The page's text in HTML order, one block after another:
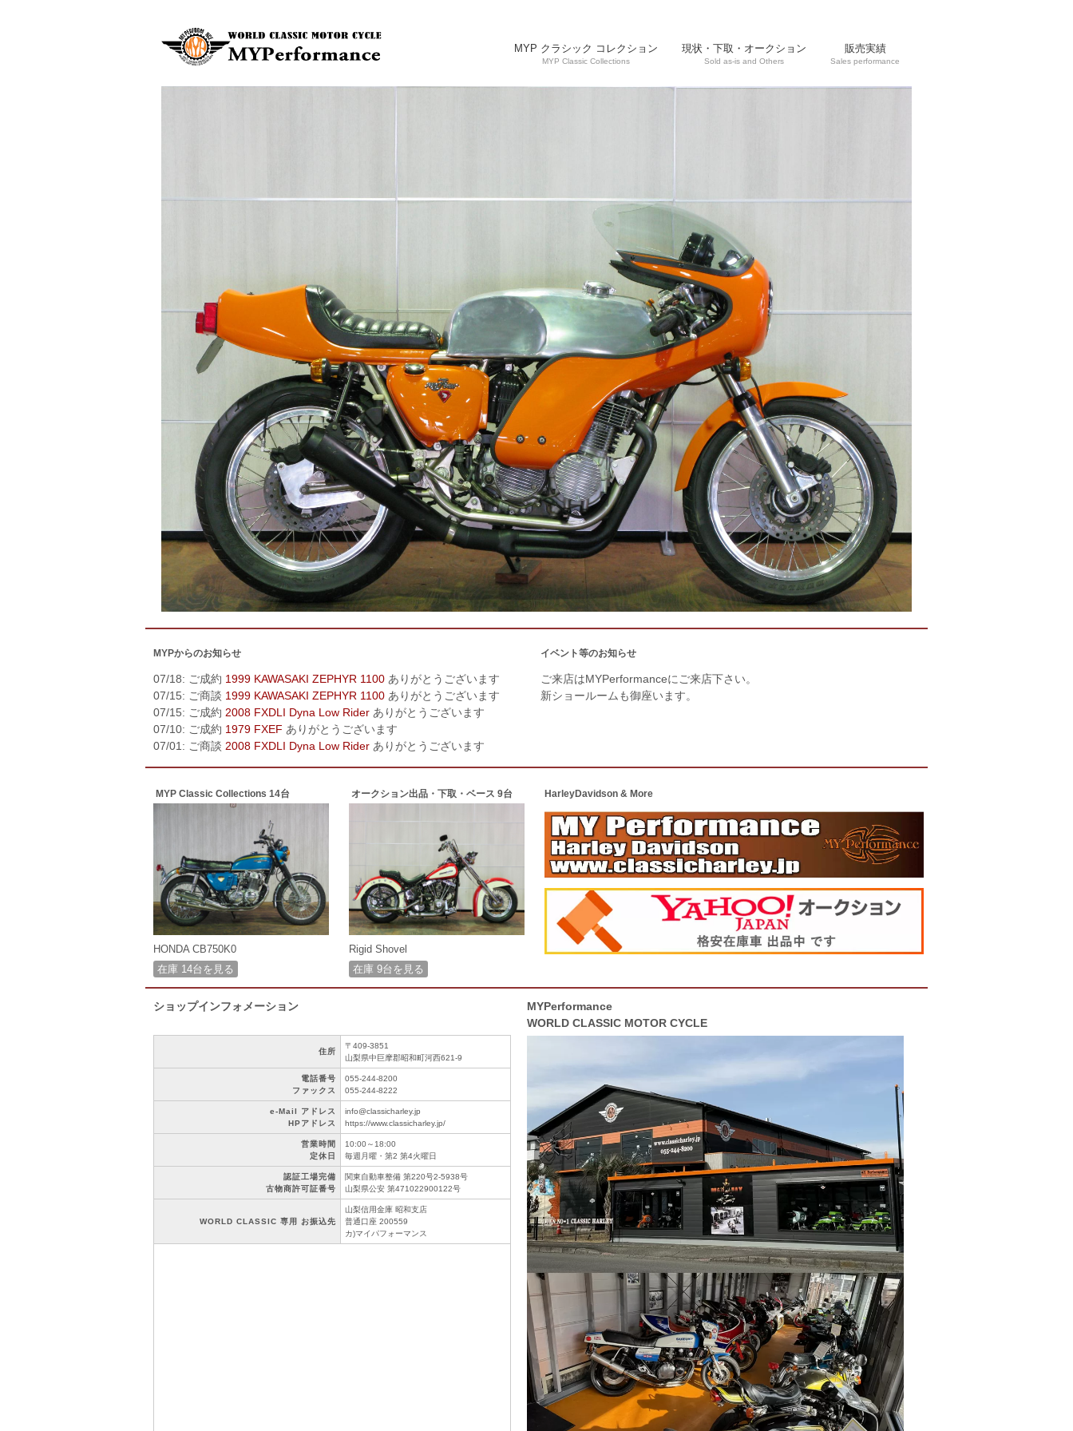
MYP クラシック コレクション
MYP Classic Collections
現状・下取・オークション
Sold as-is and Others
販売実績
Sales performance
MYPからのお知らせ
07/18: ご成約 1999 KAWASAKI ZEPHYR 1100 ありがとうございます
07/15: ご商談 1999 KAWASAKI ZEPHYR 1100 ありがとうございます
07/15: ご成約 2008 FXDLI Dyna Low Rider ありがとうございます
07/10: ご成約 1979 FXEF ありがとうございます
07/01: ご商談 2008 FXDLI Dyna Low Rider ありがとうございます
イベント等のお知らせ
ご来店はMYPerformanceにご来店下さい。
新ショールームも御座います。
MYP Classic Collections 14台
HONDA CB750K0
在庫 14台を見る
オークション出品・下取・ベース 9台
Rigid Shovel
在庫 9台を見る
HarleyDavidson & More
ショップインフォメーション
住所
〒409-3851
山梨県中巨摩郡昭和町河西621-9
電話番号
ファックス
055-244-8200
055-244-8222
e-Mail アドレス
HPアドレス
info@classicharley.jp
https://www.classicharley.jp/
営業時間
定休日
10:00～18:00
毎週月曜・第2 第4火曜日
認証工場完備
古物商許可証番号
関東自動車整備 第220号2-5938号
山梨県公安 第471022900122号
WORLD CLASSIC 専用 お振込先
山梨信用金庫 昭和支店
普通口座 200559
カ)マイパフォーマンス
MYPerformance
WORLD CLASSIC MOTOR CYCLE